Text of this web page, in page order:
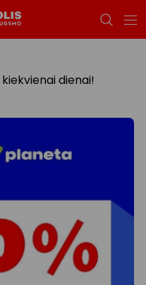
kiekvienai dienai!